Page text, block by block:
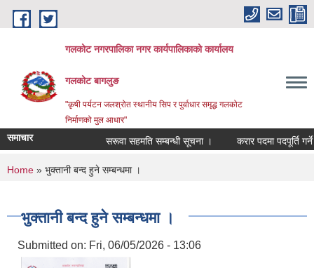
Skip to main content
गलकोट नगरपालिका नगर कार्यपालिकाको कार्यालय
गलकोट बागलुङ
"कृषी पर्यटन जलश्रोत स्थानीय सिप र पुर्वाधार समृद्ध गलकोट
निर्माणको मुल आधार"
समाचार सरूवा सहमति सम्बन्धी सूचना । करार पदमा पदपूर्ति
You are here
Home » भुक्तानी बन्द हुने सम्बन्धमा ।
भुक्तानी बन्द हुने सम्बन्धमा ।
Submitted on: Fri, 06/05/2026 - 13:06